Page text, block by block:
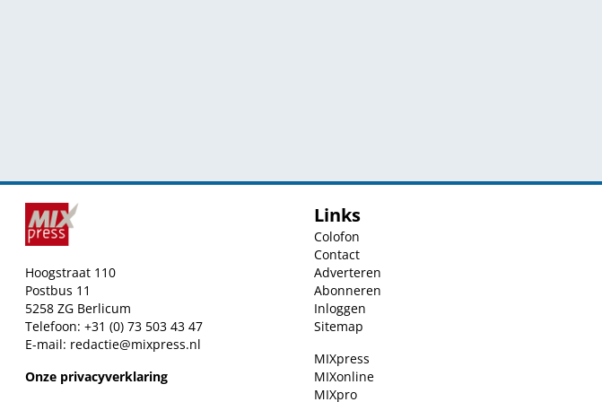
Hoogstraat 110
Postbus 11
5258 ZG Berlicum
Telefoon: +31 (0) 73 503 43 47
E-mail: redactie@mixpress.nl
Onze privacyverklaring
Links
Colofon
Contact
Adverteren
Abonneren
Inloggen
Sitemap
MIXpress
MIXonline
MIXpro